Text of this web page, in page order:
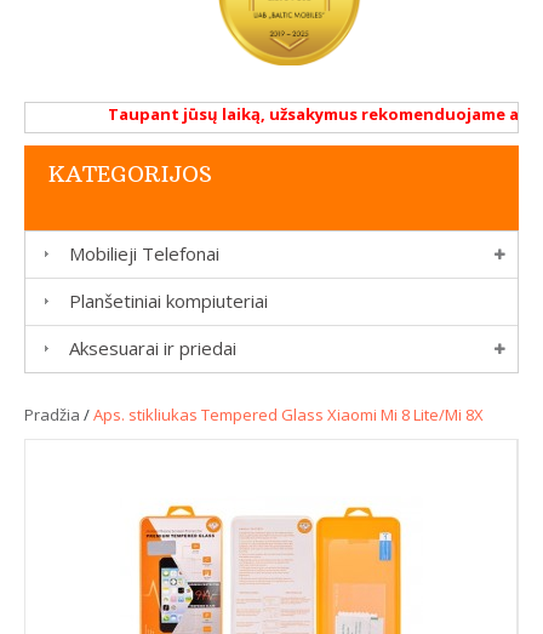
Taupant jūsų laiką, užsakymus rekomenduojame
KATEGORIJOS
Mobilieji Telefonai
Planšetiniai kompiuteriai
Aksesuarai ir priedai
Pradžia /Aps. stikliukas Tempered Glass Xiaomi Mi 8 Lite/Mi 8X